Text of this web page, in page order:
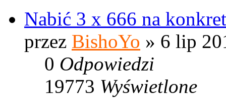
Nabić 3 x 666 na
przez BishoYo » 6 lip
0 Odpowiedzi
19773 Wyświetlone